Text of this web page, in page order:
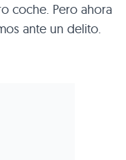
coche. Pero ahora
ante un delito.